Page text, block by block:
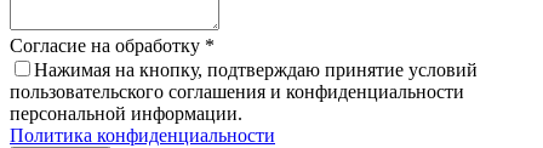
Согласие на обработку *
Нажимая на кнопку, подтверждаю принятие условий
пользовательского соглашения и конфиденциальности
персональной информации.
Политика конфиденциальности